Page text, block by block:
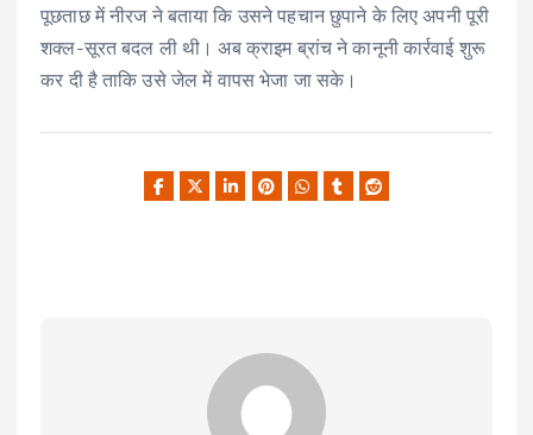
पूछताछ में नीरज ने बताया कि उसने पहचान छुपाने के लिए अपनी पूरी
शक्ल-सूरत बदल ली थी। अब क्राइम ब्रांच ने कानूनी कार्रवाई शुरू
कर दी है ताकि उसे जेल में वापस भेजा जा सके।